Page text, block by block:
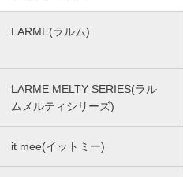
LARME(ラルム)
LARME MELTY SERIES(ラル
ムメルティシリーズ)
it mee(イットミー)